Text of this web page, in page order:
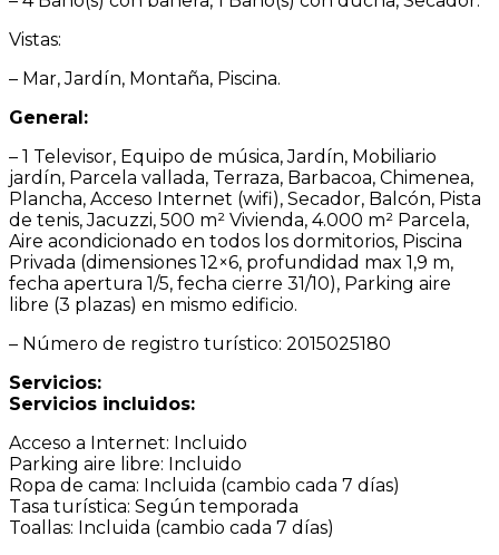
Vistas:
– Mar, Jardín, Montaña, Piscina.
General:
– 1 Televisor, Equipo de música, Jardín, Mobiliario
jardín, Parcela vallada, Terraza, Barbacoa, Chimenea,
Plancha, Acceso Internet (wifi), Secador, Balcón, Pista
de tenis, Jacuzzi, 500 m² Vivienda, 4.000 m² Parcela,
Aire acondicionado en todos los dormitorios, Piscina
Privada (dimensiones 12×6, profundidad max 1,9 m,
fecha apertura 1/5, fecha cierre 31/10), Parking aire
libre (3 plazas) en mismo edificio.
– Número de registro turístico: 2015025180
Servicios:
Servicios incluidos:
Acceso a Internet: Incluido
Parking aire libre: Incluido
Ropa de cama: Incluida (cambio cada 7 días)
Tasa turística: Según temporada
Toallas: Incluida (cambio cada 7 días)